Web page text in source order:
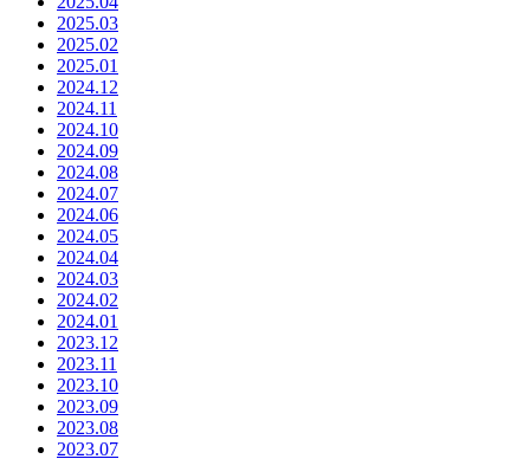
2025.03
2025.02
2025.01
2024.12
2024.11
2024.10
2024.09
2024.08
2024.07
2024.06
2024.05
2024.04
2024.03
2024.02
2024.01
2023.12
2023.11
2023.10
2023.09
2023.08
2023.07